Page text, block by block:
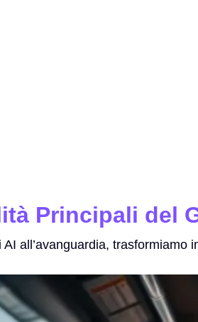
Principali del
all’avanguardia,